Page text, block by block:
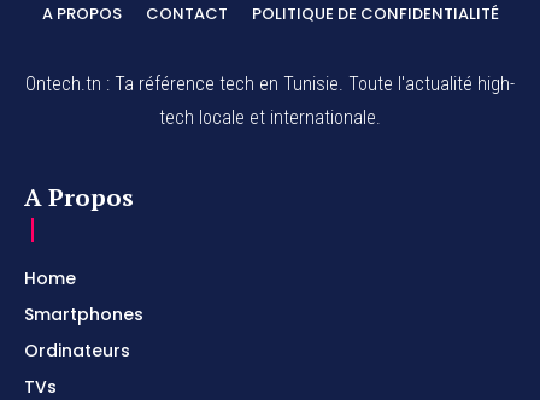
A PROPOS CONTACT POLITIQUE DE CONFIDENTIALITÉ
Ontech.tn : Ta référence tech en Tunisie. Toute l'actualité high-
tech locale et internationale.
A Propos
Home
Smartphones
Ordinateurs
TVs